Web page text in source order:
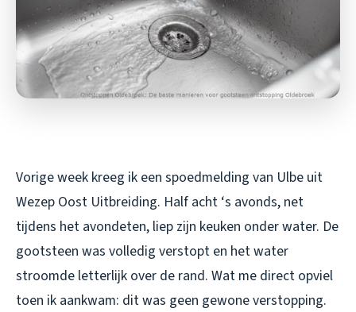
Vorige week kreeg ik een spoedmelding van Ulbe uit
Wezep Oost Uitbreiding. Half acht ‘s avonds, net
tijdens het avondeten, liep zijn keuken onder water. De
gootsteen was volledig verstopt en het water
stroomde letterlijk over de rand. Wat me direct opviel
toen ik aankwam: dit was geen gewone verstopping.